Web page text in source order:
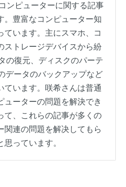
ンピューターに関する記事
。豊富なコンピューター知
ています。主にスマホ、コ
ストレージデバイスから紛
の復元、ディスクのパーテ
データのバックアップなど
ています。咲希さんは普通
ューターの問題を解決でき
て、これらの記事が多くの
関連の問題を解决してもら
思っています。